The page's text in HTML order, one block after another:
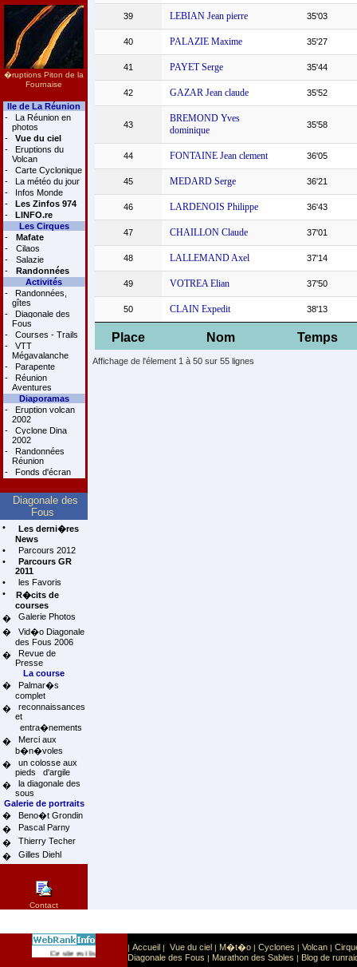
�ruptions Piton de la
Fournaise
Ile de La Réunion
-
La Réunion en
photos
-
Vue du ciel
-
Eruptions du
Volcan
-
Carte Cyclonique
-
La météo du jour
-
Infos Monde
-
Les Zinfos 974
-
LINFO.re
Les Cirques
-
Mafate
-
Cilaos
-
Salazie
-
Randonnées
Activités
-
Randonnées,
gîtes
-
Diagonale des
Fous
-
Courses - Trails
-
VTT
Mégavalanche
-
Parapente
-
Réunion
Aventures
Diaporamas
-
Eruption volcan
2002
-
Cyclone Dina
2002
-
Randonnées
Réunion
-
Fonds d'écran
Diagonale des
Fous
•
Les derni�res
News
•
Parcours 2012
•
Parcours GR
2011
•
les Favoris
•
R�cits de
courses
�
Galerie Photos
�
Vid�o Diagonale
des Fous 2006
�
Revue de
Presse
La course
�
Palmar�s
complet
�
reconnaissances
et
entra�nements
�
Merci aux
b�n�voles
�
un colosse aux
pieds d'argile
�
la diagonale des
sous
Galerie de portraits
�
Beno�t Grondin
�
Pascal Parny
�
Thierry Techer
�
Gilles Diehl
Contact
Place Nom Temps
39 LEBIAN Jean pierre 35'03
40 PALAZIE Maxime 35'27
41 PAYET Serge 35'44
42 GAZAR Jean claude 35'52
43
BREMOND Yves
dominique
35'58
44 FONTAINE Jean clement 36'05
45 MEDARD Serge 36'21
46 LARDENOIS Philippe 36'43
47 CHAILLON Claude 37'01
48 LALLEMAND Axel 37'14
49 VOTREA Elian 37'50
50 CLAIN Expedit 38'13
Affichage de l'élement 1 à 50 sur 55 lignes
Ce site est list� dans la cat�gorie Sport: Sports extr�mes
| Accueil | Vue du ciel | M�t�o | Cyclones | Volcan |
Diagonale des Fous | Marathon des Sables | Blog de